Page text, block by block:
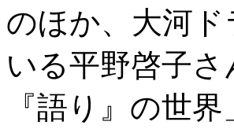
のほか、大河
いる平野啓子
『語り』の世